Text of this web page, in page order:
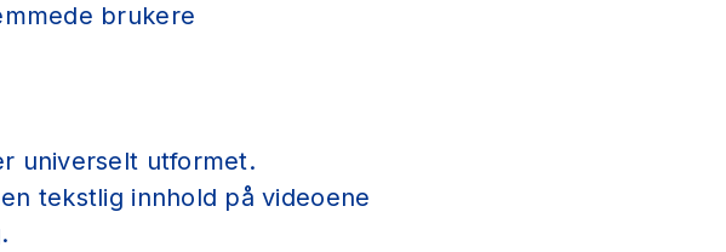
brukere
universelt utformet.
tekstlig innhold på videoene